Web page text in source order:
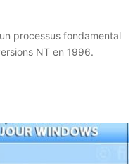
processus fondamental
NT en 1996.